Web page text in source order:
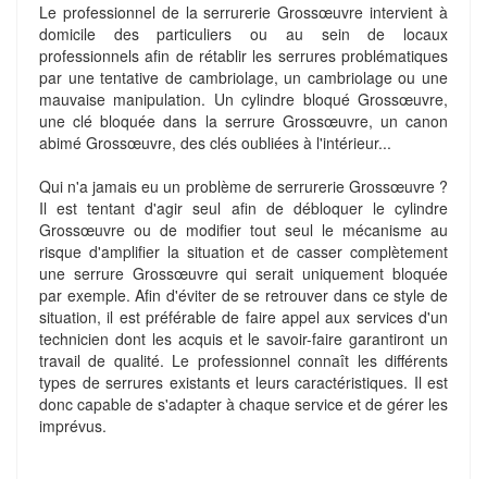
Le professionnel de la serrurerie Grossœuvre intervient à
domicile des particuliers ou au sein de locaux
professionnels afin de rétablir les serrures problématiques
par une tentative de cambriolage, un cambriolage ou une
mauvaise manipulation. Un cylindre bloqué Grossœuvre,
une clé bloquée dans la serrure Grossœuvre, un canon
abimé Grossœuvre, des clés oubliées à l'intérieur...
Qui n'a jamais eu un problème de serrurerie Grossœuvre ?
Il est tentant d'agir seul afin de débloquer le cylindre
Grossœuvre ou de modifier tout seul le mécanisme au
risque d'amplifier la situation et de casser complètement
une serrure Grossœuvre qui serait uniquement bloquée
par exemple. Afin d'éviter de se retrouver dans ce style de
situation, il est préférable de faire appel aux services d'un
technicien dont les acquis et le savoir-faire garantiront un
travail de qualité. Le professionnel connaît les différents
types de serrures existants et leurs caractéristiques. Il est
donc capable de s'adapter à chaque service et de gérer les
imprévus.